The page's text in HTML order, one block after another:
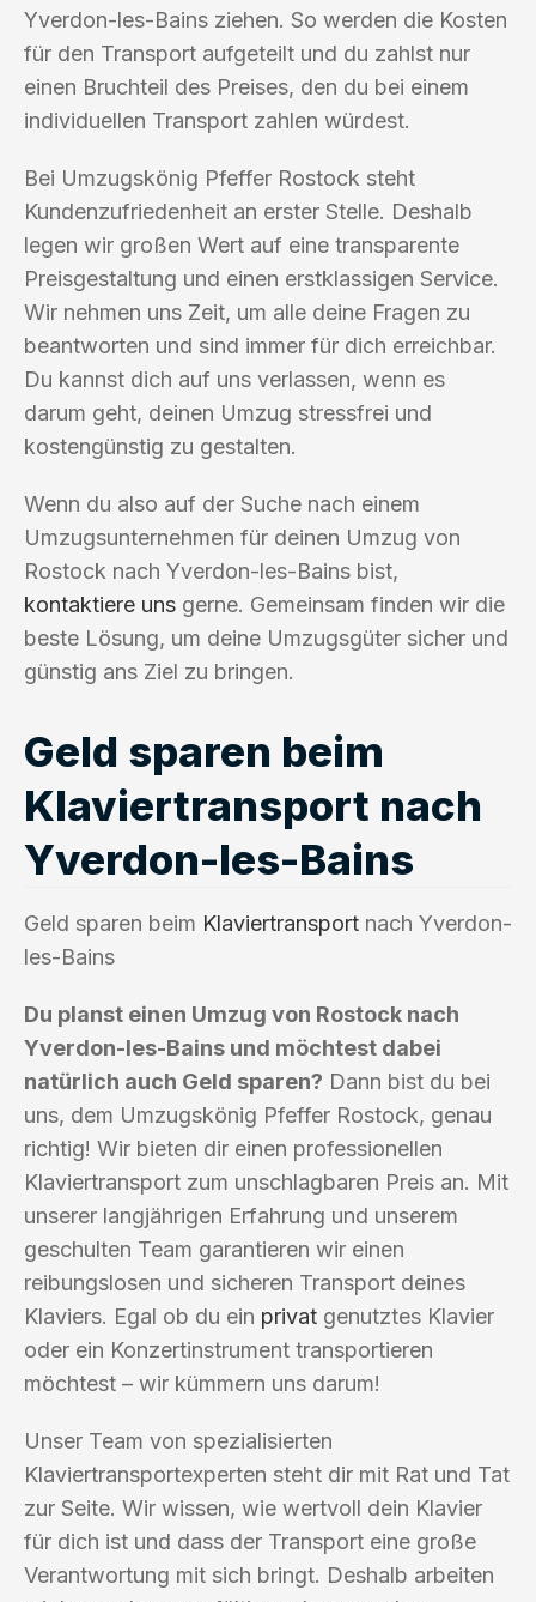
Yverdon-les-Bains ziehen. So werden die Kosten
für den Transport aufgeteilt und du zahlst nur
einen Bruchteil des Preises, den du bei einem
individuellen Transport zahlen würdest.
Bei Umzugskönig Pfeffer Rostock steht
Kundenzufriedenheit an erster Stelle. Deshalb
legen wir großen Wert auf eine transparente
Preisgestaltung und einen erstklassigen Service.
Wir nehmen uns Zeit, um alle deine Fragen zu
beantworten und sind immer für dich erreichbar.
Du kannst dich auf uns verlassen, wenn es
darum geht, deinen Umzug stressfrei und
kostengünstig zu gestalten.
Wenn du also auf der Suche nach einem
Umzugsunternehmen für deinen Umzug von
Rostock nach Yverdon-les-Bains bist,
kontaktiere uns gerne. Gemeinsam finden wir die
beste Lösung, um deine Umzugsgüter sicher und
günstig ans Ziel zu bringen.
Geld sparen beim
Klaviertransport nach
Yverdon-les-Bains
Geld sparen beim Klaviertransport nach Yverdon-
les-Bains
Du planst einen Umzug von Rostock nach
Yverdon-les-Bains und möchtest dabei
natürlich auch Geld sparen? Dann bist du bei
uns, dem Umzugskönig Pfeffer Rostock, genau
richtig! Wir bieten dir einen professionellen
Klaviertransport zum unschlagbaren Preis an. Mit
unserer langjährigen Erfahrung und unserem
geschulten Team garantieren wir einen
reibungslosen und sicheren Transport deines
Klaviers. Egal ob du ein privat genutztes Klavier
oder ein Konzertinstrument transportieren
möchtest – wir kümmern uns darum!
Unser Team von spezialisierten
Klaviertransportexperten steht dir mit Rat und Tat
zur Seite. Wir wissen, wie wertvoll dein Klavier
für dich ist und dass der Transport eine große
Verantwortung mit sich bringt. Deshalb arbeiten